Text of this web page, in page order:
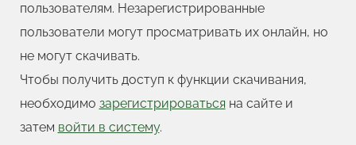
пользователям. Незарегистрированные
пользователи могут просматривать их онлайн, но
не могут скачивать.
Чтобы получить доступ к функции скачивания,
необходимо зарегистрироваться на сайте и
затем войти в систему.